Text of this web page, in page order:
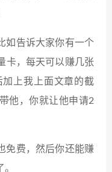
如告诉大家你有一个
卡，每天可以赚几张
上我上面文章的截
他，你就让他申请2
免费，然后你还能赚